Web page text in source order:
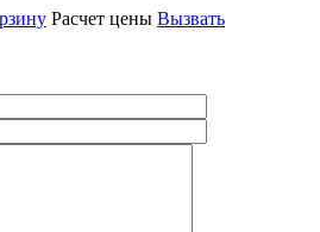
Расчет цены Вызвать